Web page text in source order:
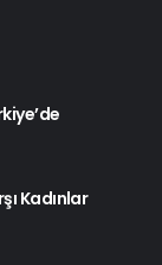
Kadınlar